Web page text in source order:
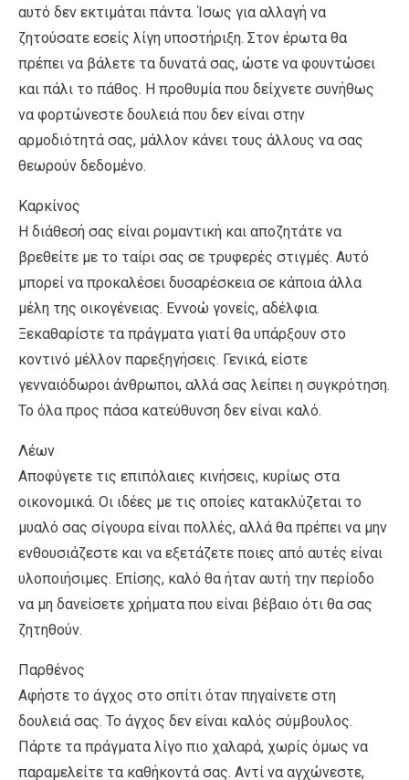
αυτό δεν εκτιμάται πάντα. Ίσως για αλλαγή να
ζητούσατε εσείς λίγη υποστήριξη. Στον έρωτα θα
πρέπει να βάλετε τα δυνατά σας, ώστε να φουντώσει
και πάλι το πάθος. Η προθυμία που δείχνετε συνήθως
να φορτώνεστε δουλειά που δεν είναι στην
αρμοδιότητά σας, μάλλον κάνει τους άλλους να σας
θεωρούν δεδομένο.
Καρκίνος
Η διάθεσή σας είναι ρομαντική και αποζητάτε να
βρεθείτε με το ταίρι σας σε τρυφερές στιγμές. Αυτό
μπορεί να προκαλέσει δυσαρέσκεια σε κάποια άλλα
μέλη της οικογένειας. Εννοώ γονείς, αδέλφια.
Ξεκαθαρίστε τα πράγματα γιατί θα υπάρξουν στο
κοντινό μέλλον παρεξηγήσεις. Γενικά, είστε
γενναιόδωροι άνθρωποι, αλλά σας λείπει η συγκρότηση.
Το όλα προς πάσα κατεύθυνση δεν είναι καλό.
Λέων
Αποφύγετε τις επιπόλαιες κινήσεις, κυρίως στα
οικονομικά. Οι ιδέες με τις οποίες κατακλύζεται το
μυαλό σας σίγουρα είναι πολλές, αλλά θα πρέπει να μην
ενθουσιάζεστε και να εξετάζετε ποιες από αυτές είναι
υλοποιήσιμες. Επίσης, καλό θα ήταν αυτή την περίοδο
να μη δανείσετε χρήματα που είναι βέβαιο ότι θα σας
ζητηθούν.
Παρθένος
Αφήστε το άγχος στο σπίτι όταν πηγαίνετε στη
δουλειά σας. Το άγχος δεν είναι καλός σύμβουλος.
Πάρτε τα πράγματα λίγο πιο χαλαρά, χωρίς όμως να
παραμελείτε τα καθήκοντά σας. Αντί να αγχώνεστε,